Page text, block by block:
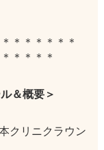
＊＊＊＊＊＊
＊＊＊＊
＆概要＞
クリニクラウン